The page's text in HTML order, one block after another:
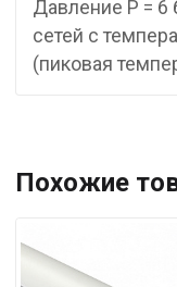
Давление P = 6
сетей с
(пиковая
Похожие